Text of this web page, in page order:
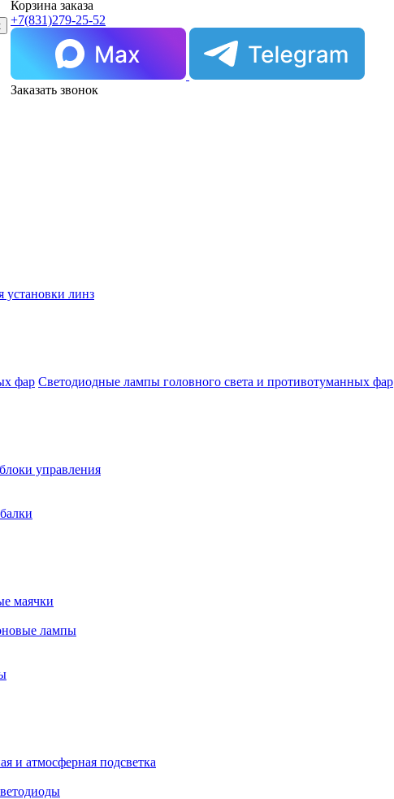
Корзина заказа
+7(831)279-25-52
Заказать звонок
линз
Светодиодные лампы головного света и противотуманных фар
управления
маячки
лампы
и атмосферная подсветка